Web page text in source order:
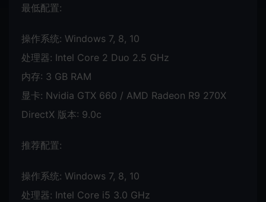
最低配置:
操作系统: Windows 7, 8, 10
处理器: Intel Core 2 Duo 2.5 GHz
内存: 3 GB RAM
显卡: Nvidia GTX 660 / AMD Radeon R9 270X
DirectX 版本: 9.0c
推荐配置:
操作系统: Windows 7, 8, 10
处理器: Intel Core i5 3.0 GHz